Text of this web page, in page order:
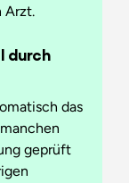
Arzt.
durch
das
geprüft